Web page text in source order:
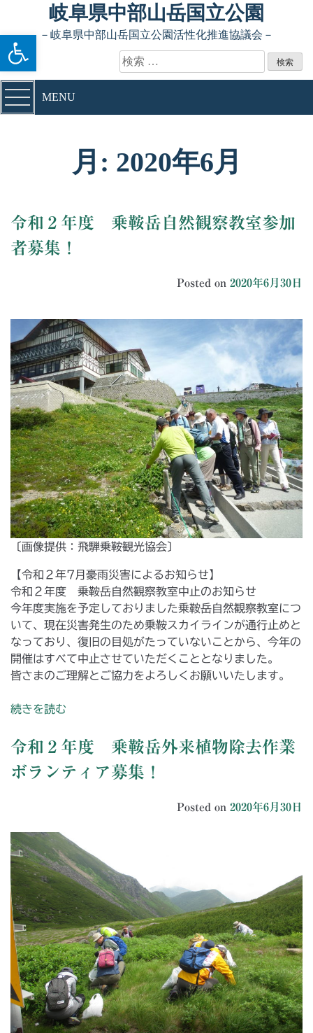
ツールバーを開く
Skip to content岐阜県中部山岳国立公園
－岐阜県中部山岳国立公園活性化推進協議会－
検索:
MENU
月: 2020年6月
令和２年度 乗鞍岳自然観察教室参加
者募集！
Posted on 2020年6月30日
〔画像提供：飛騨乗鞍観光協会〕
【令和２年7月豪雨災害によるお知らせ】
令和２年度 乗鞍岳自然観察教室中止のお知らせ
今年度実施を予定しておりました乗鞍岳自然観察教室につ
いて、現在災害発生のため乗鞍スカイラインが通行止めと
なっており、復旧の目処がたっていないことから、今年の
開催はすべて中止させていただくこととなりました。
皆さまのご理解とご協力をよろしくお願いいたします。
続きを読む
令和２年度 乗鞍岳外来植物除去作業
ボランティア募集！
Posted on 2020年6月30日